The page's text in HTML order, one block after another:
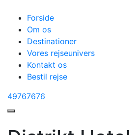
Forside
Om os
Destinationer
Vores rejseunivers
Kontakt os
Bestil rejse
49767676